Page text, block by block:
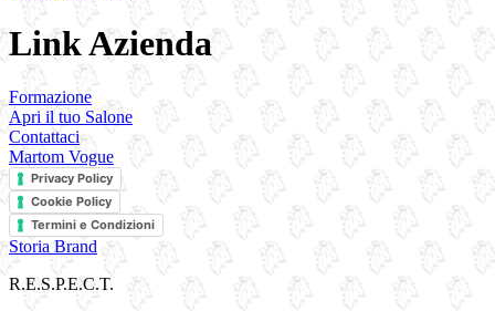
Link Azienda
Formazione
Apri il tuo Salone
Contattaci
Martom Vogue
Privacy Policy
Cookie Policy
Termini e Condizioni
Storia Brand
R.E.S.P.E.C.T.